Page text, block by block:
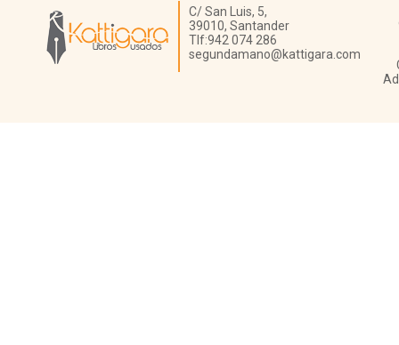
Librería Kattigara
C/ San Luis, 5,
39010, Santander
Tlf:942 074 286
segundamano@kattigara.com